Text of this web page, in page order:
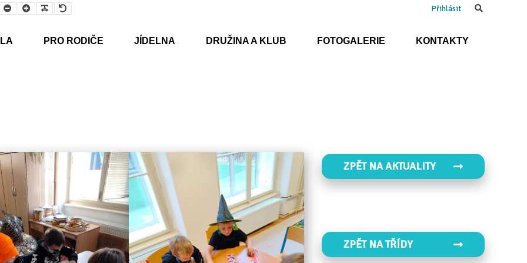
Smaller
Font
Larger
Font
Readable
Font
Default
Font
Přihlásit
PRO RODIČE JÍDELNA DRUŽINA A KLUB FOTOGALERIE KONTAKTY
ZPĚT NA AKTUALITY
ZPĚT NA TŘÍDY